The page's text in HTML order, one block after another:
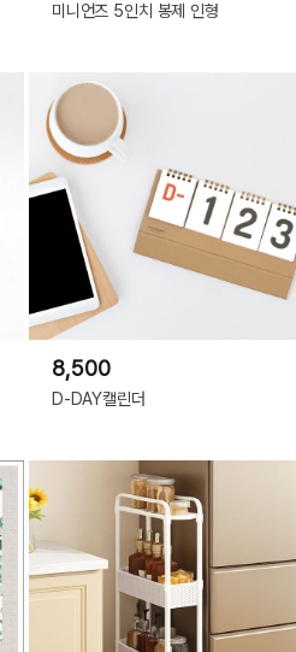
미니언즈 5인치 봉제 인형
8,500
D-DAY캘린더